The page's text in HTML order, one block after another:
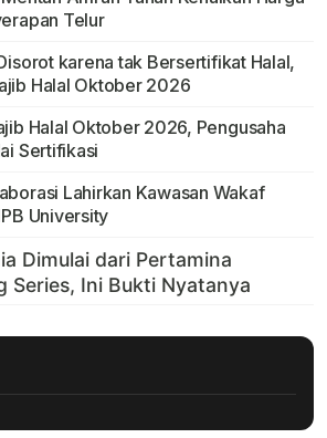
Telur
karena tak Bersertifikat Halal,
Halal Oktober 2026
Halal Oktober 2026, Pengusaha
Sertifikasi
Lahirkan Kawasan Wakaf
University